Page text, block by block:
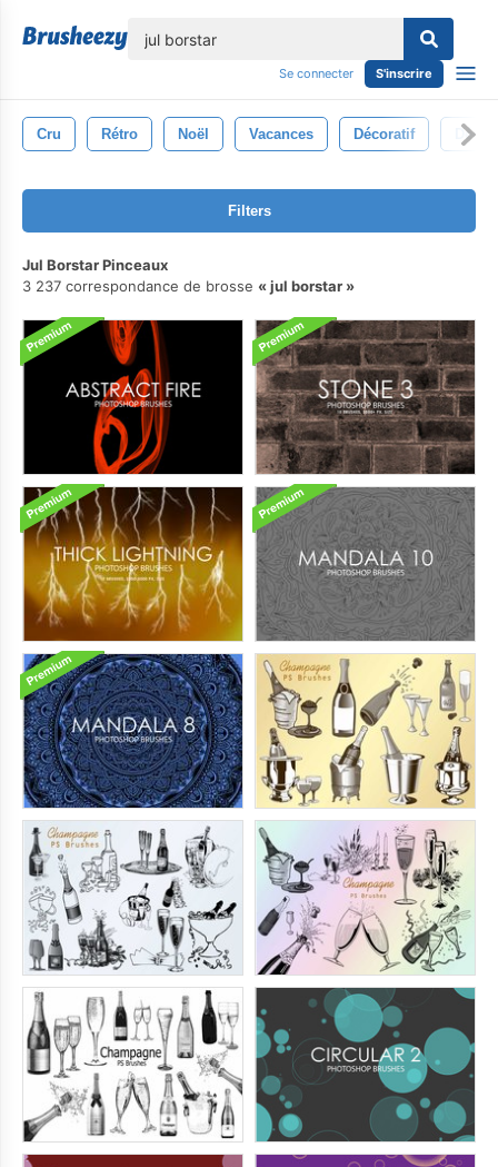
Se connecter S'inscrire
Cru Rétro Noël Vacances Décoratif
Filters
Jul Borstar Pinceaux
3 237 correspondance de brosse
jul borstar